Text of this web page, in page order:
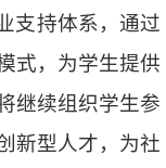
支持体系，通过
式，为学生提供
继续组织学生参
新型人才，为社